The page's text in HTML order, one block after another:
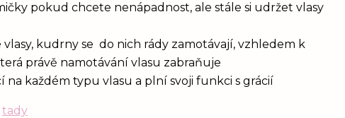
pokud chcete nenápadnost, ale stále si udržet vlasy
kudrny se do nich rády zamotávají, vzhledem k
právě namotávání vlasu zabraňuje
každém typu vlasu a plní svoji funkci s grácií
tady